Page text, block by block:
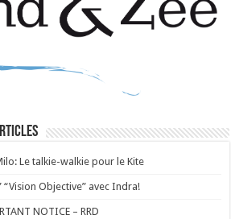
Le talkie-walkie pour le Kite
“Vision Objective” avec Indra!
NOTICE – RRD